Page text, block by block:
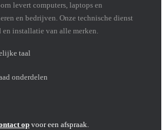
levert computers, laptops en
en bedrijven. Onze technische dienst
installatie van alle merken.
taal
onderdelen
opvoor een afspraak.